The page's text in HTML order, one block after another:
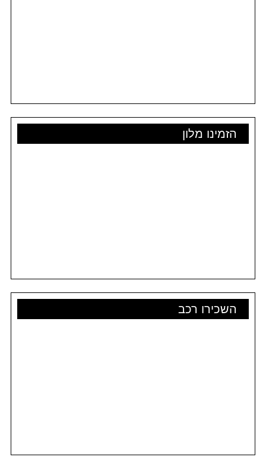
הזמינו מלון
השכירו רכב